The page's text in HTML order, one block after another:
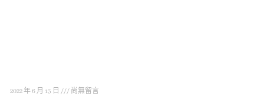
2022 年 6 月 13 日 尚無留言